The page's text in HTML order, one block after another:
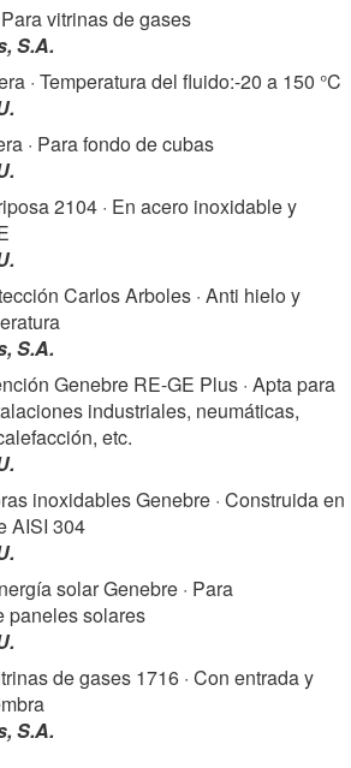
Para vitrinas de gases
S.A.
· Temperatura del fluido:-20 a 150 °C
· Para fondo de cubas
2104 · En acero inoxidable y
Carlos Arboles · Anti hielo y
S.A.
Genebre RE-GE Plus · Apta para
industriales, neumáticas,
etc.
inoxidables Genebre · Construida en
AISI 304
solar Genebre · Para
paneles solares
de gases 1716 · Con entrada y
S.A.